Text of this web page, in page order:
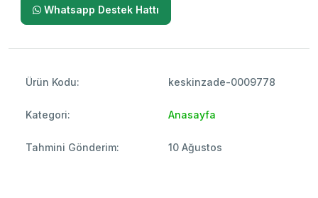
Whatsapp Destek Hattı
Ürün Kodu: keskinzade-0009778
Kategori: Anasayfa
Tahmini Gönderim: 10 Ağustos